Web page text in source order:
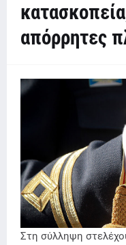
απόρρητες
Στη σύλληψη